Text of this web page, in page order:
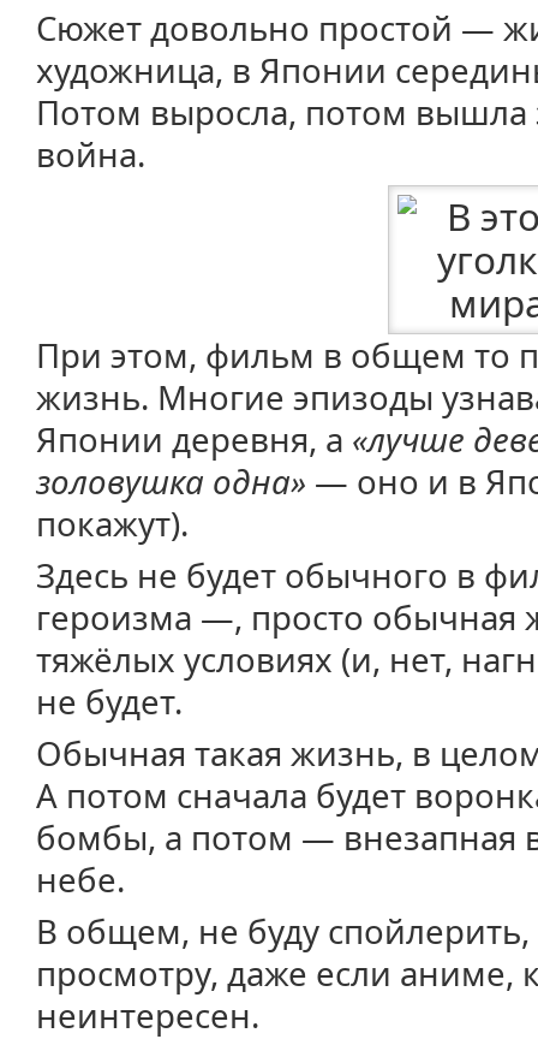
Сюжет довольно простой —
художница, в Японии
Потом выросла, потом вышла
война.
При этом, фильм в общем то
жизнь. Многие эпизоды
Японии деревня, а «лучше
золовушка одна» — оно и в
покажут).
Здесь не будет обычного в
героизма —, просто обычная
тяжёлых условиях (и, нет,
не будет.
Обычная такая жизнь, в
А потом сначала будет
бомбы, а потом — внезапная
небе.
В общем, не буду
просмотру, даже если аниме,
неинтересен.